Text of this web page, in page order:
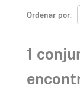
Ordenar por
1